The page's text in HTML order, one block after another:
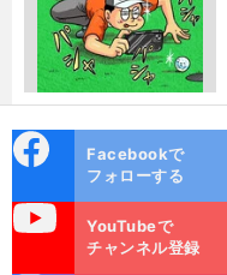
ok
Facebookで
フォローする
YouTubeで
チャンネル登録